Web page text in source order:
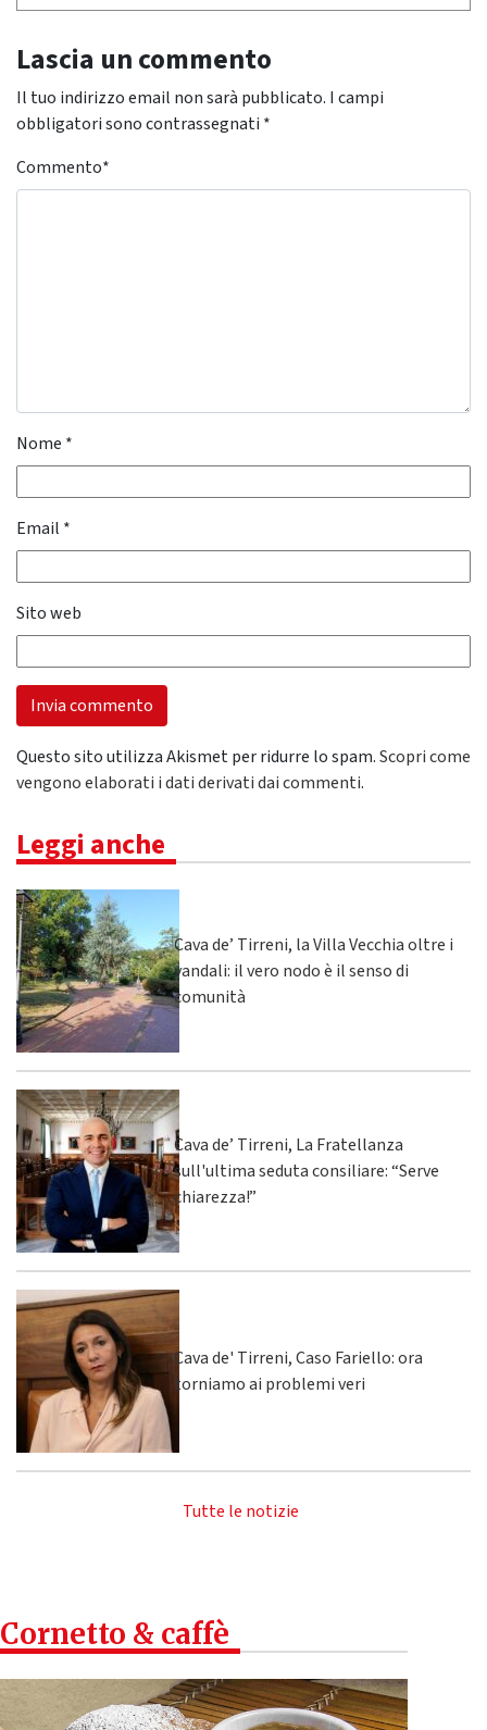
Lascia un commento
Il tuo indirizzo email non sarà pubblicato. I campi
obbligatori sono contrassegnati *
Commento*
Nome *
Email *
Sito web
Questo sito utilizza Akismet per ridurre lo spam.Scopri come
vengono elaborati i dati derivati dai commenti.
Leggi anche
Cava de’ Tirreni, la Villa Vecchia oltre i
vandali: il vero nodo è il senso di
comunità
Cava de’ Tirreni, La Fratellanza
sull'ultima seduta consiliare: “Serve
chiarezza!”
Cava de' Tirreni, Caso Fariello: ora
torniamo ai problemi veri
Tutte le notizie
Cornetto & caffè